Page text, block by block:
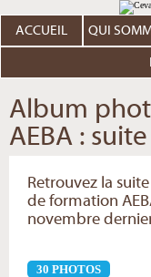
au
contenu.
Aller
personnels
ACCUEIL QUI
Album
AEBA :
Retrouvez la
de formation
novembre
30 PHOTOS